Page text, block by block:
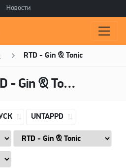
Новости
RTD - Gin & Tonic
- Gin & Tonic
UNTAPPD